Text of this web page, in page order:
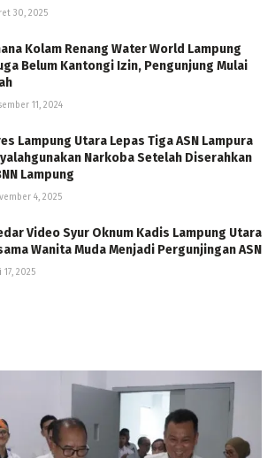
30, 2025
Kolam Renang Water World Lampung
Belum Kantongi Izin, Pengunjung Mulai
11, 2024
Lampung Utara Lepas Tiga ASN Lampura
Narkoba Setelah Diserahkan
Lampung
4, 2025
Video Syur Oknum Kadis Lampung Utara
Wanita Muda Menjadi Pergunjingan ASN
17, 2025